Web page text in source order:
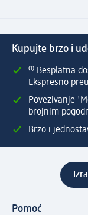
Kupujte brzo i
⁽¹⁾ Besplatna
Ekspresno
Povezivanje
brojnim
Brzo i
Pomoć